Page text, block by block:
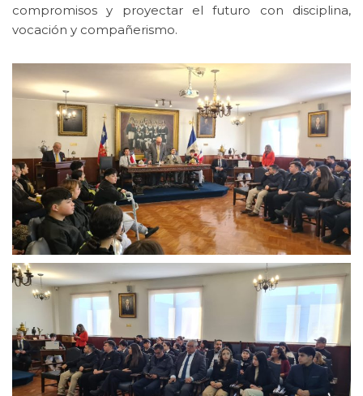
compromisos y proyectar el futuro con disciplina,
vocación y compañerismo.